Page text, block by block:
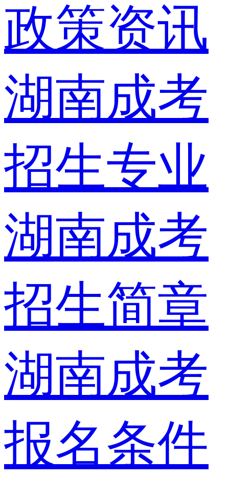
政策资讯
湖南成考
招生专业
湖南成考
招生简章
湖南成考
报名条件